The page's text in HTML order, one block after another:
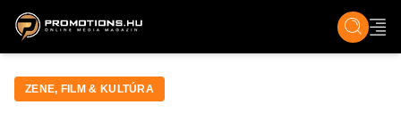
ZENE, FILM & KULT ÉLET TECH &
ZENE, FILM & KULTÚRA